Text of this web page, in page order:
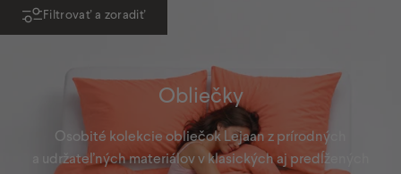
Obliečky
Osobité kolekcie obliečok Lejaan z prírodných
a udržateľných materiálov v klasických aj predĺžených
Filtrovať a zoradiť
NOVINKA